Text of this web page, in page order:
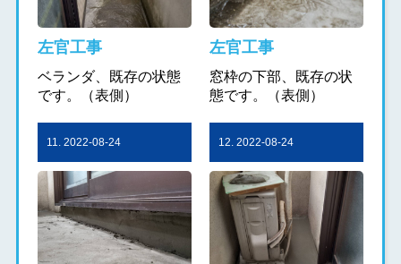
左官工事
ベランダ、既存の状態
です。（表側）
左官工事
窓枠の下部、既存の状
態です。（表側）
11. 2022-08-24 12. 2022-08-24